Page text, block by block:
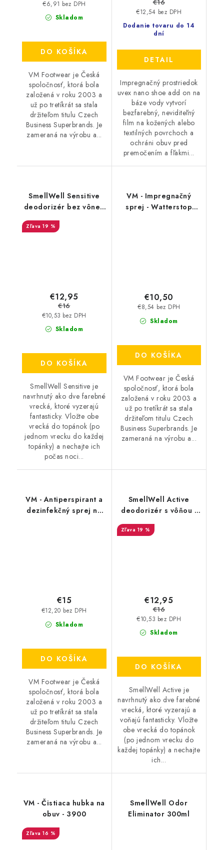
Skladom
€6,91 bez DPH
DO KOŠÍKA
VM Footwear je Česká
spoločnosť, ktorá bola
založená v roku 2003 a
už po tretíkrát sa stala
držiteľom titulu Czech
Business Superbrands. Je
zameraná na výrobu a...
Dodanie tovaru do 14
dní
€12,54 bez DPH
€16
DETAIL
Impregnačný prostriedok
uvex nano shoe add on na
báze vody vytvorí
bezfarebný, neviditeľný
film na kožených alebo
textilných povrchoch a
ochráni obuv pred
premočením a fľakmi...
SmellWell Sensitive
deodorizér bez vône -
Blue
19 %
Skladom
€10,53 bez DPH
€12,95
€16
DO KOŠÍKA
SmellWell Sensitive je
navrhnutý ako dve farebné
vrecká, ktoré vyzerajú
fantasticky. Vložte obe
vrecká do topánok (po
jednom vrecku do každej
topánky) a nechajte ich
počas noci...
VM - Impregnačný
sprej - Watterstop
Skladom
€8,54 bez DPH
€10,50
DO KOŠÍKA
VM Footwear je Česká
spoločnosť, ktorá bola
založená v roku 2003 a
už po tretíkrát sa stala
držiteľom titulu Czech
Business Superbrands. Je
zameraná na výrobu a...
VM - Antiperspirant a
dezinfekčný sprej na
Skladom
€12,20 bez DPH
€15
DO KOŠÍKA
VM Footwear je Česká
spoločnosť, ktorá bola
založená v roku 2003 a
už po tretíkrát sa stala
držiteľom titulu Czech
Business Superbrands. Je
zameraná na výrobu a...
SmellWell Active
deodorizér s vôňou -
Pink Zebra
19 %
Skladom
€10,53 bez DPH
€12,95
€16
DO KOŠÍKA
SmellWell Active je
navrhnutý ako dve farebné
vrecká, ktoré vyzerajú a
voňajú fantasticky. Vložte
obe vrecká do topánok
(po jednom vrecku do
každej topánky) a nechajte
ich...
VM - Čistiaca hubka na
obuv - 3900
16 %
SmellWell Odor
Eliminator 300ml